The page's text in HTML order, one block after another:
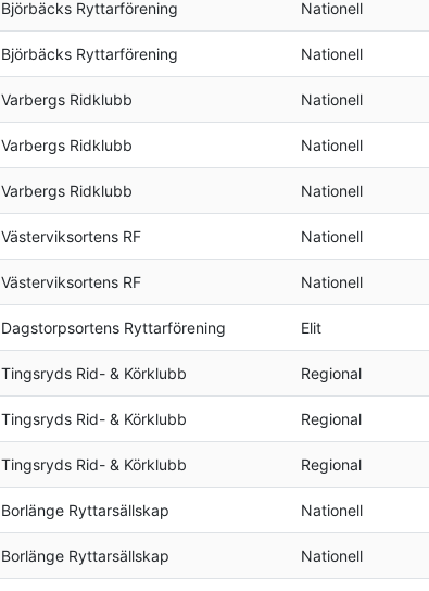
Björbäcks Ryttarförening Nationell
Björbäcks Ryttarförening Nationell
Varbergs Ridklubb Nationell
Varbergs Ridklubb Nationell
Varbergs Ridklubb Nationell
Västerviksortens RF Nationell
Västerviksortens RF Nationell
Dagstorpsortens Ryttarförening Elit
Tingsryds Rid- & Körklubb Regional
Tingsryds Rid- & Körklubb Regional
Tingsryds Rid- & Körklubb Regional
Borlänge Ryttarsällskap Nationell
Borlänge Ryttarsällskap Nationell